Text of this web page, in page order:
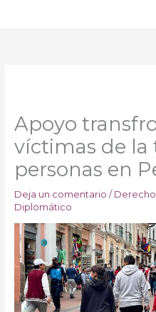
Apoyo
víctimas de la
personas en
Deja un comentario /
Diplomático